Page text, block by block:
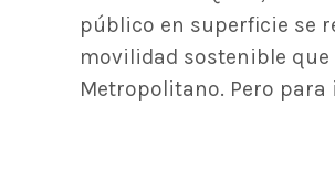
público en superficie se
movilidad sostenible que
Metropolitano. Pero